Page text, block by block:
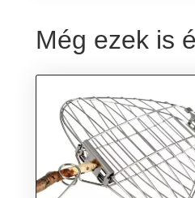
Még ezek is